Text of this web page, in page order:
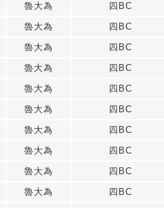
魯大為
四BC
魯大為
四BC
魯大為
四BC
魯大為
四BC
魯大為
四BC
魯大為
四BC
魯大為
四BC
魯大為
四BC
魯大為
四BC
魯大為
四BC